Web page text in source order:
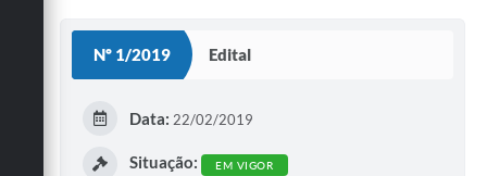
WebMail
FAQ / Perguntas e Respostas Frequentes
Nº 1/2019 Edital
Data: 22/02/2019
Situação: EM VIGOR